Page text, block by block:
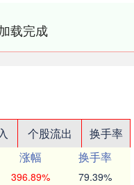
载完成
个股流出
换手率
涨幅
换手率
396.89% 79.39%